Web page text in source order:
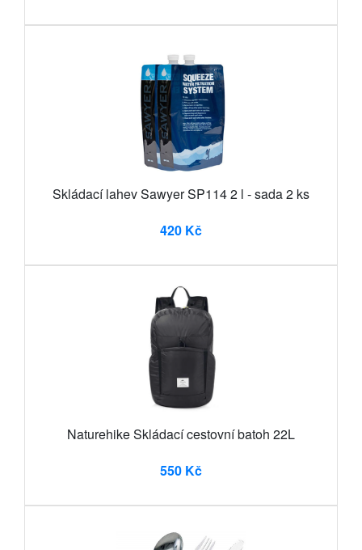
Skládací lahev Sawyer SP114 2 l - sada 2 ks
420 Kč
Naturehike Skládací cestovní batoh 22L
550 Kč